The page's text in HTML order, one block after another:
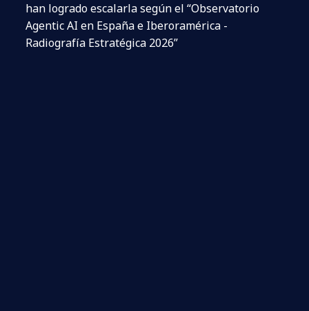
han logrado escalarla según el “Observatorio
Agentic AI en España e Iberoramérica -
Radiografía Estratégica 2026”